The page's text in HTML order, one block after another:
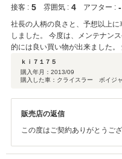
接客 : 5 雰囲気 : 4 アフター : ‐
社長の人柄の良さと、予想以上
しました。 今度は、メンテナンスや車検でもお世話になりたいと思え、個人
的には良い買い物が出来ました
した。ｋｉ７１７５
購入年月： 2013/09
購入した車：クライスラー ボイジ
販売店の返信
この度はご契約ありがとうご
いどうぞ宜しくお願いいたし